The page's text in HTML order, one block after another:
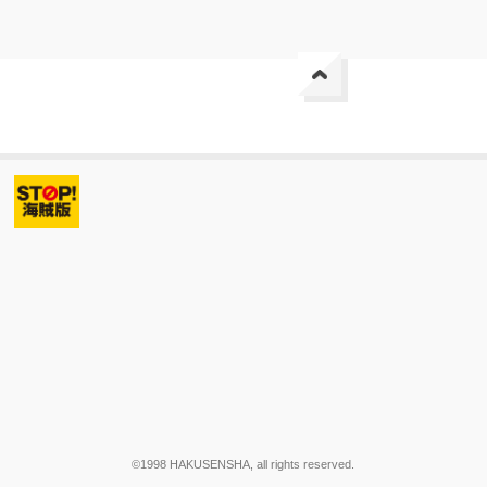
©1998 HAKUSENSHA, all rights reserved.